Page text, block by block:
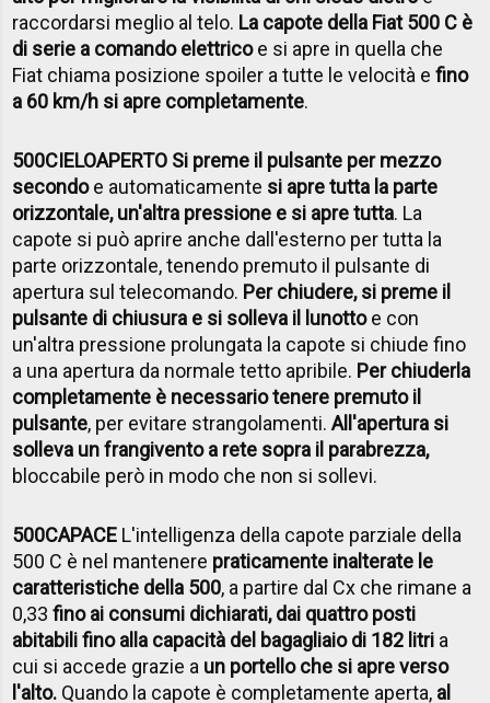
raccordarsi meglio al telo. La capote della Fiat 500 C è
di serie a comando elettricoe si apre in quella che
Fiat chiama posizione spoiler a tutte le velocità efino
a 60 km/h si apre completamente.
500CIELOAPERTO Si preme il pulsante per mezzo
secondoe automaticamente si apre tutta la parte
orizzontale, un'altra pressione e si apre tutta. La
capote si può aprire anche dall'esterno per tutta la
parte orizzontale, tenendo premuto il pulsante di
apertura sul telecomando. Per chiudere, si preme il
pulsante di chiusura e si solleva il lunottoe con
un'altra pressione prolungata la capote si chiude fino
a una apertura da normale tetto apribile. Per chiuderla
completamente è necessario tenere premuto il
pulsante, per evitare strangolamenti.All'apertura si
solleva un frangivento a rete sopra il parabrezza,
bloccabile però in modo che non si sollevi.
500CAPACE L'intelligenza della capote parziale della
500 C è nel mantenere praticamente inalterate le
caratteristiche della 500, a partire dal Cx che rimane a
0,33fino ai consumi dichiarati, dai quattro posti
abitabili fino alla capacità del bagagliaio di 182 litri a
cui si accede grazie a un portello che si apre verso
l'alto. Quando la capote è completamente aperta, al